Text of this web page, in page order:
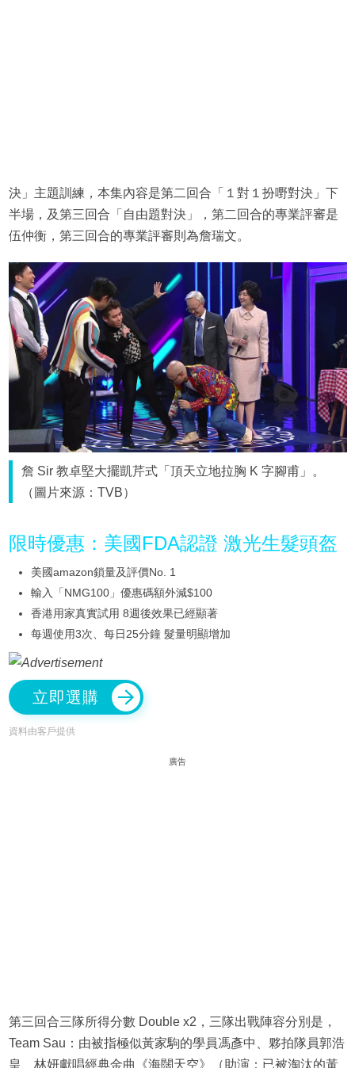
決」主題訓練，本集內容是第二回合「１對１扮嘢對決」下
半場，及第三回合「自由題對決」，第二回合的專業評審是
伍仲衡，第三回合的專業評審則為詹瑞文。
詹 Sir 教卓堅大擺凱芹式「頂天立地拉胸 K 字腳甫」。
（圖片來源：TVB）
限時優惠：美國FDA認證 激光生髮頭盔
美國amazon鎖量及評價No. 1
輸入「NMG100」優惠碼額外減$100
香港用家真實試用 8週後效果已經顯著
每週使用3次、每日25分鐘 髮量明顯增加
立即選購
資料由客戶提供
廣告
第三回合三隊所得分數 Double x2，三隊出戰陣容分別是，
Team Sau：由被指極似黃家駒的學員馮彥中、夥拍隊員郭浩
皇、林妍獻唱經典金曲《海闊天空》（助演：已被淘汰的黃